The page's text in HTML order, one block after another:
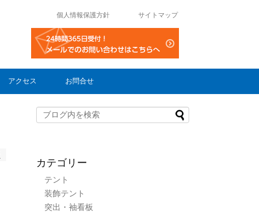
個人情報保護方針 サイトマップ
アクセス お問合せ
カテゴリー
テント
装飾テント
突出・袖看板